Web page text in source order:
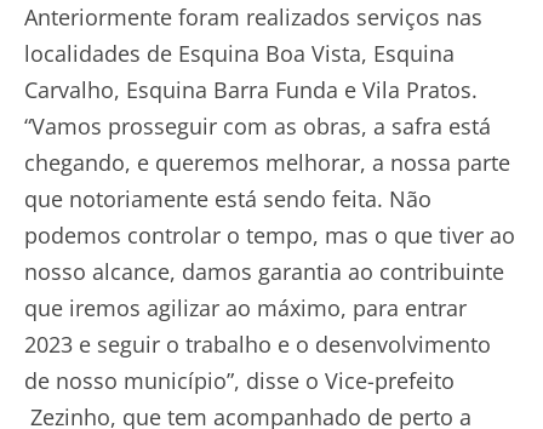
Anteriormente foram realizados serviços nas
localidades de Esquina Boa Vista, Esquina
Carvalho, Esquina Barra Funda e Vila Pratos.
“Vamos prosseguir com as obras, a safra está
chegando, e queremos melhorar, a nossa parte
que notoriamente está sendo feita. Não
podemos controlar o tempo, mas o que tiver ao
nosso alcance, damos garantia ao contribuinte
que iremos agilizar ao máximo, para entrar
2023 e seguir o trabalho e o desenvolvimento
de nosso município”, disse o Vice-prefeito
Zezinho, que tem acompanhado de perto a